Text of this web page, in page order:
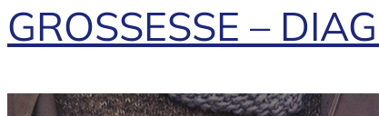
GROSSESSE –